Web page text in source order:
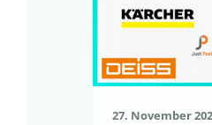
27. November